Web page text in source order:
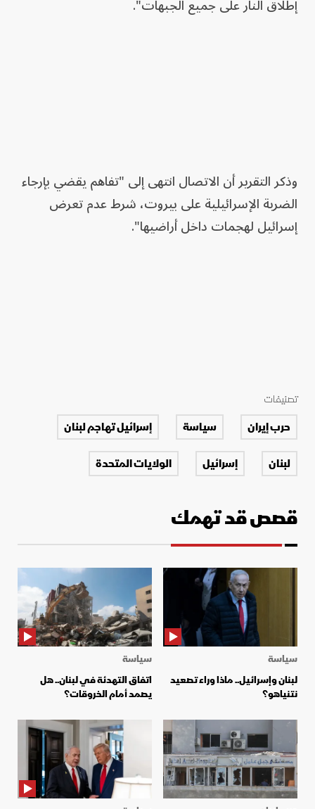
وذكر التقرير أن الاتصال انتهى إلى "تفاهم يقضي بإرجاء
الضربة الإسرائيلية على بيروت، شرط عدم تعرض
إسرائيل لهجمات داخل أراضيها".
تصنيفات
حرب إيران سياسة
إسرائيل تهاجم لبنان
لبنان
إسرائيل الولايات المتحدة
قصص قد تهمك
سياسة
لبنان وإسرائيل.. ماذا وراء تصعيد
نتنياهو؟
سياسة
اتفاق التهدئة في لبنان.. هل
يصمد أمام الخروقات؟